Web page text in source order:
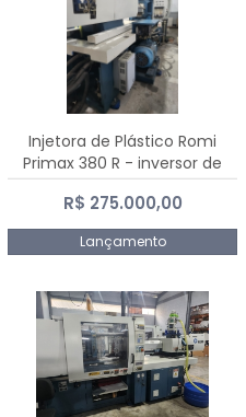
Injetora de Plástico Romi
Primax 380 R - inversor de
frequência NR 12
R$ 275.000,00
Lançamento